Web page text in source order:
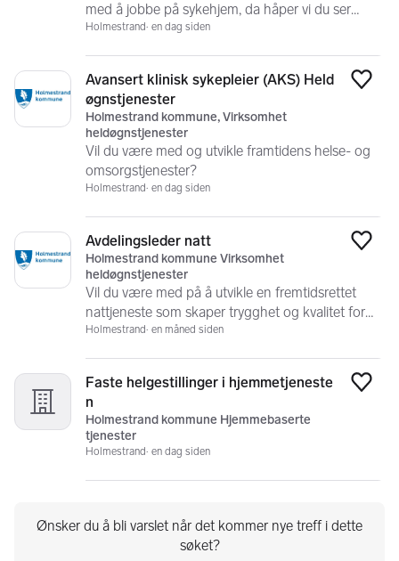
med å jobbe på sykehjem, da håper vi du ser
innom denne annonsen
Holmestrand en dag siden
Avansert klinisk sykepleier (AKS) Held
øgnstjenester
Holmestrand kommune, Virksomhet
heldøgnstjenester
Vil du være med og utvikle framtidens helse- og
omsorgstjenester?
Holmestrand en dag siden
Avdelingsleder natt
Holmestrand kommune Virksomhet
heldøgnstjenester
Vil du være med på å utvikle en fremtidsrettet
nattjeneste som skaper trygghet og kvalitet for
innbyggerne våre hele...
Holmestrand en måned siden
Faste helgestillinger i hjemmetjeneste
n
Holmestrand kommune Hjemmebaserte
tjenester
Holmestrand en dag siden
Ønsker du å bli varslet når det kommer nye treff i dette
søket?